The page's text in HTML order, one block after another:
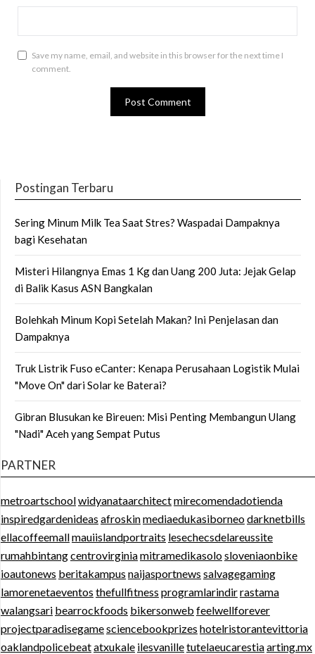
Save my name, email, and website in this browser for the next time I
comment.
Postingan Terbaru
Sering Minum Milk Tea Saat Stres? Waspadai Dampaknya
bagi Kesehatan
Misteri Hilangnya Emas 1 Kg dan Uang 200 Juta: Jejak Gelap
di Balik Kasus ASN Bangkalan
Bolehkah Minum Kopi Setelah Makan? Ini Penjelasan dan
Dampaknya
Truk Listrik Fuso eCanter: Kenapa Perusahaan Logistik Mulai
"Move On" dari Solar ke Baterai?
Gibran Blusukan ke Bireuen: Misi Penting Membangun Ulang
"Nadi" Aceh yang Sempat Putus
PARTNER
metroartschoolwidyanataarchitectmirecomendadotienda
inspiredgardenideas afroskinmediaedukasiborneodarknetbills
ellacoffeemallmauiislandportraits lesechecsdelareussite
rumahbintangcentrovirginiamitramedikasolosloveniaonbike
ioautonews beritakampus naijasportnews salvagegaming
lamorenetaeventos thefullfitness programlarindirrastama
walangsari bearrockfoods bikersonweb feelwellforever
projectparadisegamesciencebookprizes hotelristorantevittoria
oaklandpolicebeatatxukale ilesvanilletutelaeucarestiaarting.mx